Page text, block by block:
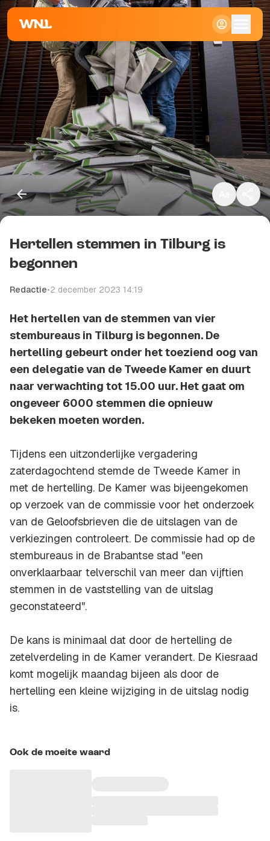
Klein
Standaard
Groot
Kopieer link
Hertellen stemmen in Tilburg is
begonnen
Redactie•2 december 2023 14:19
Het hertellen van de stemmen van vier
stembureaus in Tilburg is begonnen. De
hertelling gebeurt onder het toeziend oog van
een delegatie van de Tweede Kamer en duurt
naar verwachting tot 15.00 uur. Het gaat om
ongeveer 6000 stemmen die opnieuw
bekeken moeten worden.
Tijdens een uitzonderlijke vergadering
zaterdagochtend stemde de Tweede Kamer in
met de hertelling. De Kamer was bijeengekomen
op verzoek van de commissie voor het onderzoek
van de Geloofsbrieven die de uitslagen van de
verkiezingen controleert. De commissie had op de
stembureaus in de Brabantse stad "een
onverklaarbaar telverschil van meer dan vijftien
stemmen in de vaststelling van de uitslag
geconstateerd".
De kans is minimaal dat door de hertelling de
zetelverdeling in de Kamer verandert. De Kiesraad
komt mogelijk maandag bijeen als door de
hertelling een kleine wijziging in de uitslag nodig
is.
Ook de moeite waard